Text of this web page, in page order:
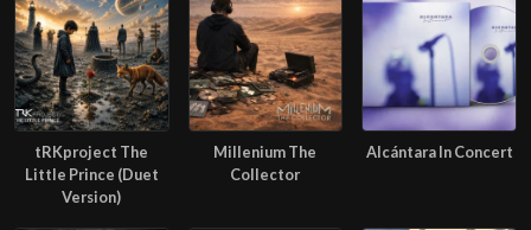
tRKproject The
Little Prince (Duet
Version)
Millenium The
Collector
Alcántara In Concert